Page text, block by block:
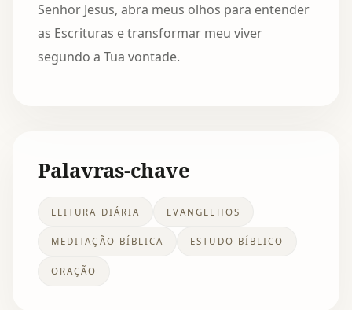
Senhor Jesus, abra meus olhos para entender
as Escrituras e transformar meu viver
segundo a Tua vontade.
Palavras-chave
LEITURA DIÁRIA EVANGELHOS
MEDITAÇÃO BÍBLICA ESTUDO BÍBLICO
ORAÇÃO